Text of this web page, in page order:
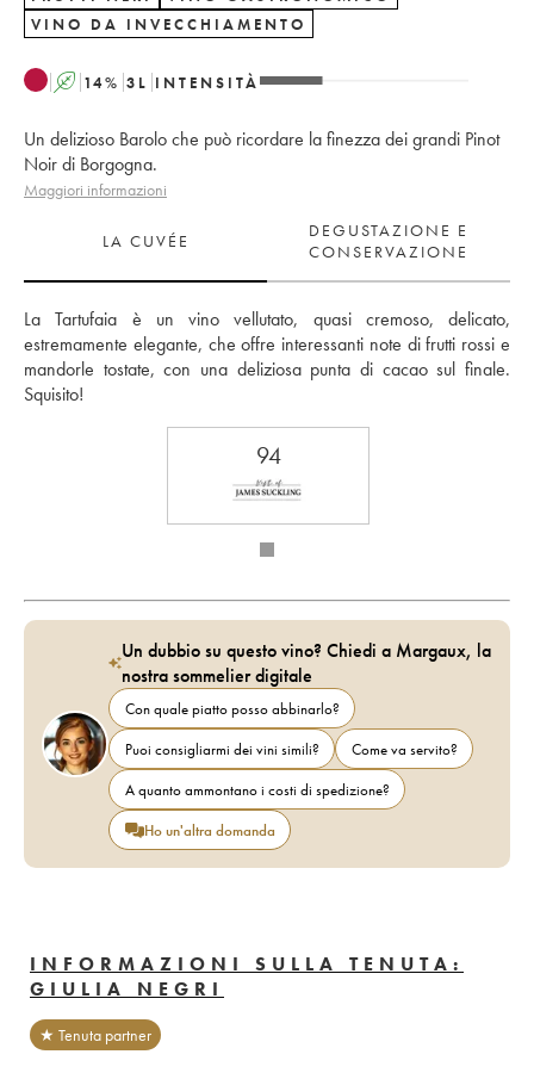
VINO DA INVECCHIAMENTO
A 14% 3 L INTENSITÀ
Un delizioso Barolo che può ricordare la finezza dei grandi Pinot
Noir di Borgogna.
Maggiori informazioni
LA CUVÉE
DEGUSTAZIONE E
CONSERVAZIONE
La Tartufaia è un vino vellutato, quasi cremoso, delicato,
estremamente elegante, che offre interessanti note di frutti rossi e
mandorle tostate, con una deliziosa punta di cacao sul finale.
Squisito!
94
Un dubbio su questo vino? Chiedi a Margaux, la
nostra sommelier digitale
Con quale piatto posso abbinarlo?
Puoi consigliarmi dei vini simili?
Come va servito?
A quanto ammontano i costi di spedizione?
Ho un'altra domanda
INFORMAZIONI SULLA TENUTA:
GIULIA NEGRI
★ Tenuta partner